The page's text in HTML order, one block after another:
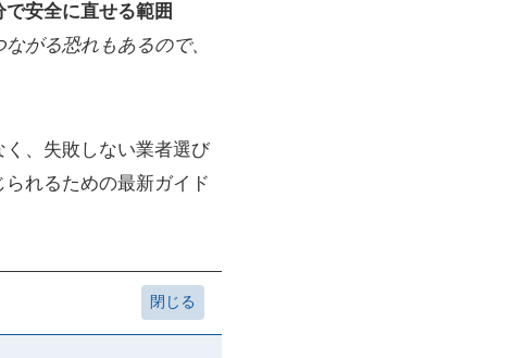
安全に直せる範囲
がる恐れもあるので、
、失敗しない業者選び
られるための最新ガイド